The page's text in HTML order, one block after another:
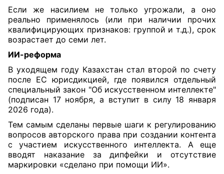
Если же насилием не только угрожали, а оно
реально применялось (или при наличии прочих
квалифицирующих признаков: группой и т.д.), срок
возрастает до семи лет.
ИИ-реформа
В уходящем году Казахстан стал второй по счету
после ЕС юрисдикцией, где появился отдельный
специальный закон "Об искусственном интеллекте"
(подписан 17 ноября, а вступит в силу 18 января
2026 года).
Тем самым сделаны первые шаги к регулированию
вопросов авторского права при создании контента
с участием искусственного интеллекта. А еще
вводят наказание за дипфейки и отсутствие
маркировки «сделано при помощи ИИ».